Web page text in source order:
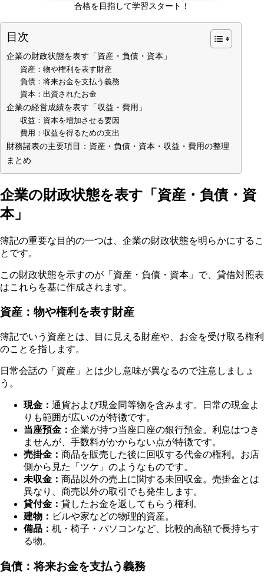
合格を目指して学習スタート！
目次
企業の財政状態を表す「資産・負債・資本」
資産：物や権利を表す財産
負債：将来お金を支払う義務
資本：出資されたお金
企業の経営成績を表す「収益・費用」
収益：資本を増加させる要因
費用：収益を得るための支出
財務諸表の主要項目：資産・負債・資本・収益・費用の整理
まとめ
企業の財政状態を表す「資産・負債・資
本」
簿記の重要な目的の一つは、企業の財政状態を明らかにするこ
とです。
この財政状態を示すのが「資産・負債・資本」で、貸借対照表
はこれらを基に作成されます。
資産：物や権利を表す財産
簿記でいう資産とは、目に見える財産や、お金を受け取る権利
のことを指します。
日常会話の「資産」とは少し意味が異なるので注意しましょ
う。
現金： 通貨および現金同等物を含みます。日常の現金よ
りも範囲が広いのが特徴です。
当座預金： 企業が持つ当座口座の銀行預金。利息はつき
ませんが、手数料がかからない点が特徴です。
売掛金： 商品を販売した後に回収する代金の権利。お店
側から見た「ツケ」のようなものです。
未収金： 商品以外の売上に関する未回収金。売掛金とは
異なり、商売以外の取引でも発生します。
貸付金： 貸したお金を返してもらう権利。
建物： ビルや家などの物理的資産。
備品： 机・椅子・パソコンなど、比較的高額で長持ちす
る物。
負債：将来お金を支払う義務